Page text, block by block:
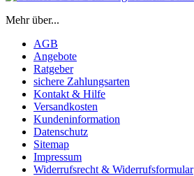
Mehr über...
AGB
Angebote
Ratgeber
sichere Zahlungsarten
Kontakt & Hilfe
Versandkosten
Kundeninformation
Datenschutz
Sitemap
Impressum
Widerrufsrecht & Widerrufsformular